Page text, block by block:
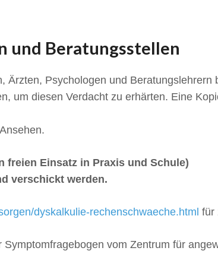
und Beratungsstellen
Ärzten, Psychologen und Beratungslehrern
um diesen Verdacht zu erhärten. Eine
freien Einsatz in Praxis und Schule)
verschickt werden.
dyskalkulie-rechenschwaeche.html für
vom Zentrum für